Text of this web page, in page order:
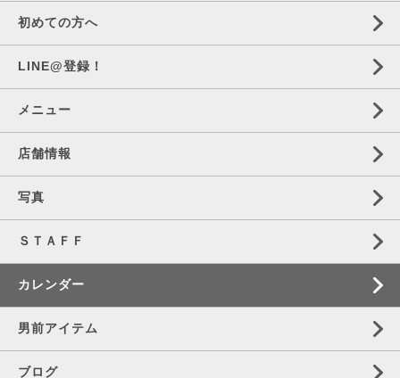
初めての方へ
LINE@登録！
メニュー
店舗情報
写真
ＳＴＡＦＦ
カレンダー
男前アイテム
ブログ